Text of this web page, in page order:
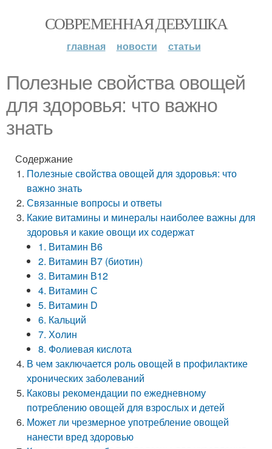
СОВРЕМЕННАЯ ДЕВУШКА
главная новости статьи
Полезные свойства овощей
для здоровья: что важно
знать
Содержание
Полезные свойства овощей для здоровья: что
важно знать
Связанные вопросы и ответы
Какие витамины и минералы наиболее важны для
здоровья и какие овощи их содержат
1. Витамин В6
2. Витамин В7 (биотин)
3. Витамин В12
4. Витамин С
5. Витамин D
6. Кальций
7. Холин
8. Фолиевая кислота
В чем заключается роль овощей в профилактике
хронических заболеваний
Каковы рекомендации по ежедневному
потреблению овощей для взрослых и детей
Может ли чрезмерное употребление овощей
нанести вред здоровью